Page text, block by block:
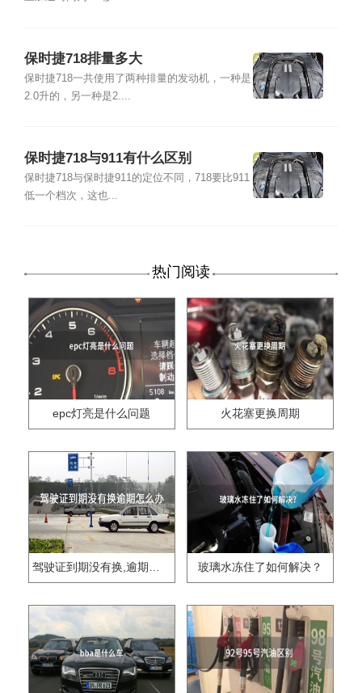
保时捷718排量多大
保时捷718一共使用了两种排量的发动机，一种是
2.0升的，另一种是2....
保时捷718与911有什么区别
保时捷718与保时捷911的定位不同，718要比911
低一个档次，这也...
热门阅读
epc灯亮是什么问题 火花塞更换周期
驾驶证到期没有换,逾期怎么办?? 玻璃水冻住了如何解决？